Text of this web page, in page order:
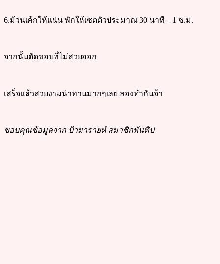
6.ม้วนเค้กให้แน่น พักให้เซตตัวประมาณ 30 นาที – 1 ช.ม.
จากนั้นตัดขอบที่ไม่สวยออก
เสร็จแล้วสวยงามน่าทานมากๆเลย ลองทำกันจ้า
ขอบคุณข้อมูลจาก ป้ามารายห์ สมาชิกพันทิป